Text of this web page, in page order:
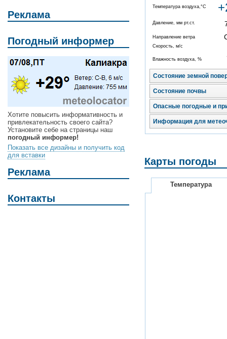
Реклама
Погодный информер
Хотите повысить информативность и
привлекательность своего сайта?
Установите себе на страницы наш
погодный информер!
Показать все дизайны и получить код
для вставки
Реклама
Контакты
Температура воздуха,°C
Давление, мм рт.ст.
Направление ветра
Скорость, м/с
Влажность воздуха, %
Состояние земной
Состояние почвы
Опасные погодные и
Информация для
Карты погоды
Температура